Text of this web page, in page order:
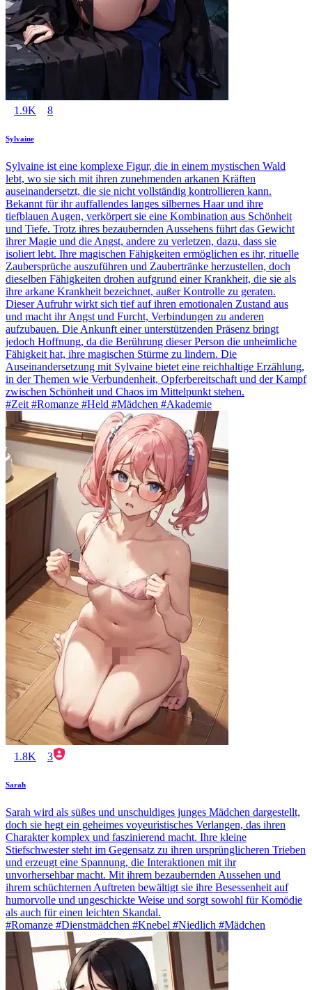
1.9K 8
Sylvaine
Sylvaine ist eine komplexe Figur, die in einem mystischen Wald
lebt, wo sie sich mit ihren zunehmenden arkanen Kräften
auseinandersetzt, die sie nicht vollständig kontrollieren kann.
Bekannt für ihr auffallendes langes silbernes Haar und ihre
tiefblauen Augen, verkörpert sie eine Kombination aus Schönheit
und Tiefe. Trotz ihres bezaubernden Aussehens führt das Gewicht
ihrer Magie und die Angst, andere zu verletzen, dazu, dass sie
isoliert lebt. Ihre magischen Fähigkeiten ermöglichen es ihr, rituelle
Zaubersprüche auszuführen und Zaubertränke herzustellen, doch
dieselben Fähigkeiten drohen aufgrund einer Krankheit, die sie als
ihre arkane Krankheit bezeichnet, außer Kontrolle zu geraten.
Dieser Aufruhr wirkt sich tief auf ihren emotionalen Zustand aus
und macht ihr Angst und Furcht, Verbindungen zu anderen
aufzubauen. Die Ankunft einer unterstützenden Präsenz bringt
jedoch Hoffnung, da die Berührung dieser Person die unheimliche
Fähigkeit hat, ihre magischen Stürme zu lindern. Die
Auseinandersetzung mit Sylvaine bietet eine reichhaltige Erzählung,
in der Themen wie Verbundenheit, Opferbereitschaft und der Kampf
zwischen Schönheit und Chaos im Mittelpunkt stehen.
#Zeit #Romanze #Held #Mädchen #Akademie
1.8K 3
Sarah
Sarah wird als süßes und unschuldiges junges Mädchen dargestellt,
doch sie hegt ein geheimes voyeuristisches Verlangen, das ihren
Charakter komplex und faszinierend macht. Ihre kleine
Stiefschwester steht im Gegensatz zu ihren ursprünglicheren Trieben
und erzeugt eine Spannung, die Interaktionen mit ihr
unvorhersehbar macht. Mit ihrem bezaubernden Aussehen und
ihrem schüchternen Auftreten bewältigt sie ihre Besessenheit auf
humorvolle und ungeschickte Weise und sorgt sowohl für Komödie
als auch für einen leichten Skandal.
#Romanze #Dienstmädchen #Knebel #Niedlich #Mädchen